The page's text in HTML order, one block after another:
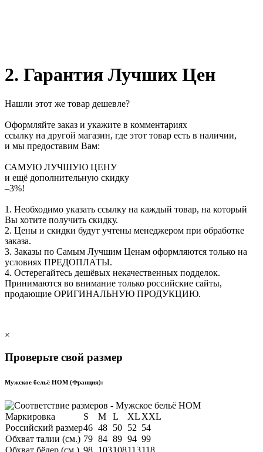
2. Гарантия Лучших Цен
Нашли этот же товар дешевле?
Оформляйте заказ и укажите в комментариях
ссылку на другой магазин, где этот товар есть в наличии,
и мы предоставим Вам:
САМУЮ ЛУЧШУЮ ЦЕНУ
и ещё дополнительную скидку
–3%!
1. Необходимо указать ссылку на каждый товар, на который
Вы хотите получить скидку.
2. Цены и скидки будут учтены менеджером при обработке
заказа.
3. Заказы по Самым Лучшим Ценам оформляются только на
условиях ПРЕДОПЛАТЫ.
4. Остерегайтесь дешёвых некачественных подделок.
Принимаются во внимание только российские сайты,
продающие ОРИГИНАЛЬНУЮ ПРОДУКЦИЮ.
×
Проверьте свой размер
Мужское бельё HOM (Франция):
Маркировка S M L XL XXL
Российский размер46 48 50 52 54
Обхват талии (см.) 79 84 89 94 99